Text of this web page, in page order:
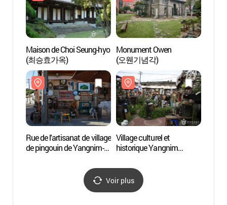
Maison de Choi Seung-hyo
(최승효가옥)
Monument Owen
(오웬기념각)
Rue de l'artisanat de village
de pingouin de Yangnim-
펭귄마을공예거리)
Village culturel et
historique Yangnim
Voir plus